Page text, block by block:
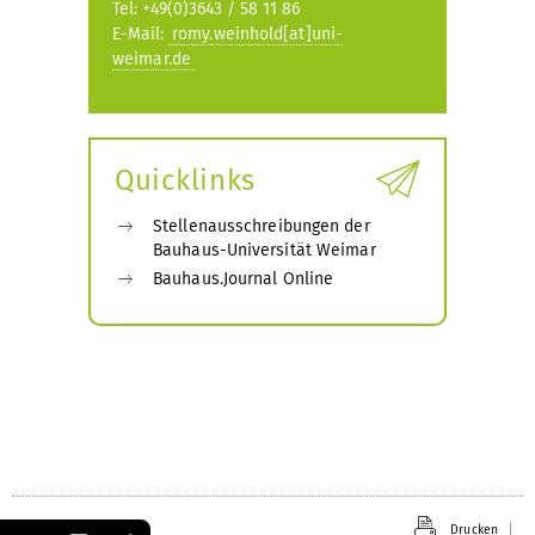
Tel: +49(0)3643 / 58 11 86
E-Mail: romy.weinhold[at]uni-
weimar.de
Quicklinks
Stellenausschreibungen der
Bauhaus-Universität Weimar
Bauhaus.Journal Online
Drucken